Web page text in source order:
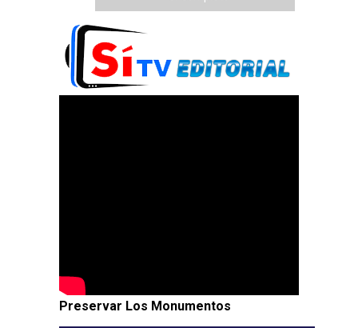
Preservar Los Monumentos